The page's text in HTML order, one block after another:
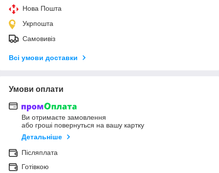
Нова Пошта
Укрпошта
Самовивіз
Всі умови доставки
Умови оплати
Ви отримаєте замовлення
або гроші повернуться на вашу картку
Детальніше
Післяплата
Готівкою